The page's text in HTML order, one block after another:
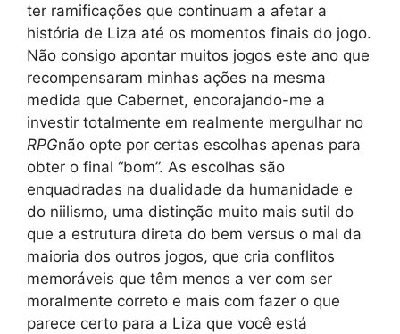
ter ramificações que continuam a afetar a
história de Liza até os momentos finais do jogo.
Não consigo apontar muitos jogos este ano que
recompensaram minhas ações na mesma
medida que Cabernet, encorajando-me a
investir totalmente em realmente mergulhar no
RPGnão opte por certas escolhas apenas para
obter o final “bom”. As escolhas são
enquadradas na dualidade da humanidade e
do niilismo, uma distinção muito mais sutil do
que a estrutura direta do bem versus o mal da
maioria dos outros jogos, que cria conflitos
memoráveis ​​​​que têm menos a ver com ser
moralmente correto e mais com fazer o que
parece certo para a Liza que você está